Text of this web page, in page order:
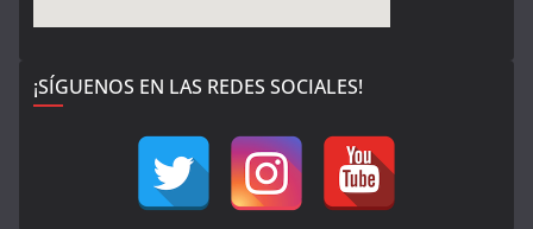
¡SÍGUENOS EN LAS REDES SOCIALES!